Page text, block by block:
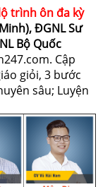
trình ôn đa kỳ
ĐGNL Sư
Bộ Quốc
Cập
giỏi, 3 bước
sâu; Luyện